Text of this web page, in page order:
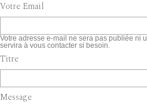
Votre Email
Votre adresse e-mail ne sera pas publiée ni
servira à vous contacter si besoin.
Titre
Message